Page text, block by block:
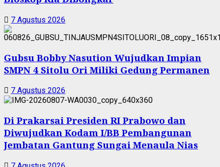
7 Agustus 2026
Gubsu Bobby Nasution Wujudkan Impian
SMPN 4 Sitolu Ori Miliki Gedung Permanen
7 Agustus 2026
Di Prakarsai Presiden RI Prabowo dan
Diwujudkan Kodam I/BB Pembangunan
Jembatan Gantung Sungai Menaula Nias